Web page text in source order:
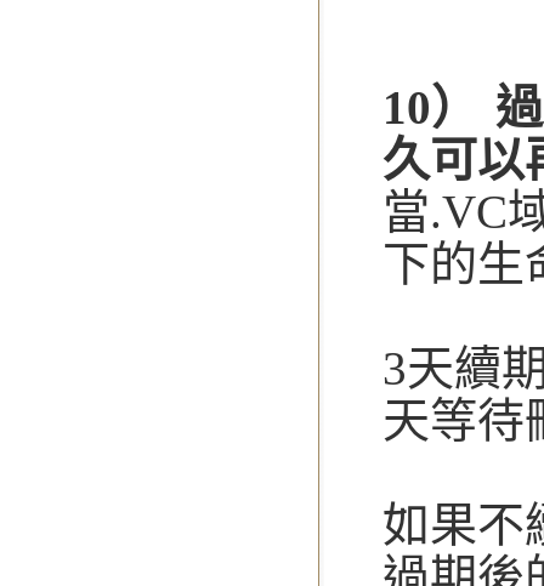
10）
久可以
當.VC
下的生
3天續
天等待
如果不